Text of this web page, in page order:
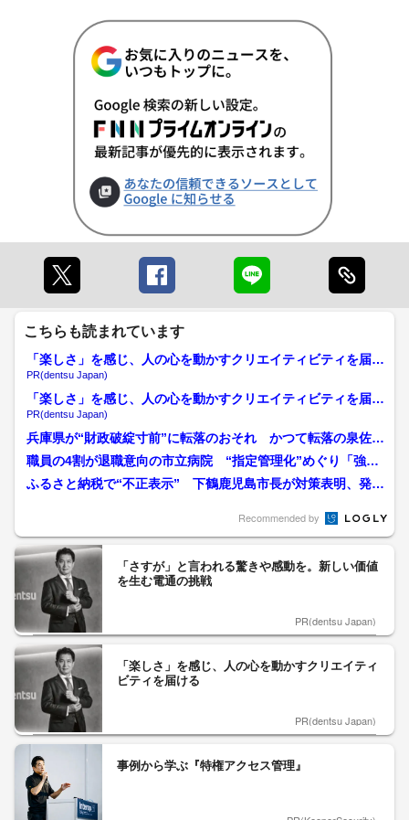
こちらも読まれています
「楽しさ」を感じ、人の心を動かすクリエイティビティを届け
る
PR(dentsu Japan)
「楽しさ」を感じ、人の心を動かすクリエイティビティを届け
る
PR(dentsu Japan)
兵庫県が“財政破綻寸前”に転落のおそれ かつて転落の泉佐野
市「“市名の権利”売り...
職員の4割が退職意向の市立病院 “指定管理化”めぐり「強い
危機感」 溝は依然とし...
ふるさと納税で“不正表示” 下鶴鹿児島市長が対策表明、発送
Recommended by
「さすが」と言われる驚きや感動を。新しい価値
を生む電通の挑戦
PR(dentsu Japan)
「楽しさ」を感じ、人の心を動かすクリエイティ
ビティを届ける
PR(dentsu Japan)
事例から学ぶ『特権アクセス管理』